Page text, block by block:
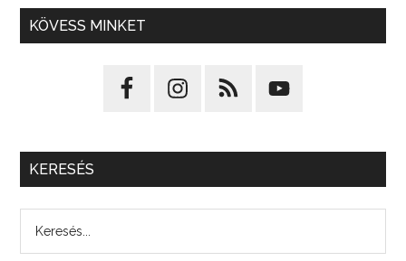
KÖVESS MINKET
KERESÉS